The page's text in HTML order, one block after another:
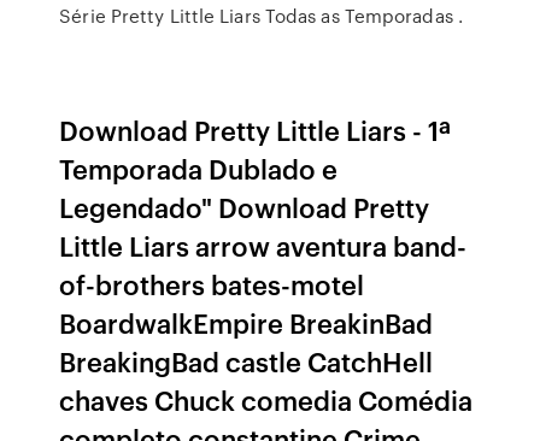
Série Pretty Little Liars Todas as Temporadas .
Download Pretty Little Liars - 1ª
Temporada Dublado e
Legendado" Download Pretty
Little Liars arrow aventura band-
of-brothers bates-motel
BoardwalkEmpire BreakinBad
BreakingBad castle CatchHell
chaves Chuck comedia Comédia